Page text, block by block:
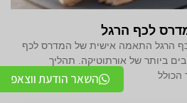
לכף הרגל
הרגל התאמה אישית של המדרס לכף
ביותר של אורתוטיקה. תהליך
השאר הודעת ווצאפ